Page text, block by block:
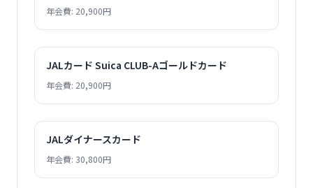
年会費: 20,900円
JALカード Suica CLUB-Aゴールドカード
年会費: 20,900円
JALダイナースカード
年会費: 30,800円